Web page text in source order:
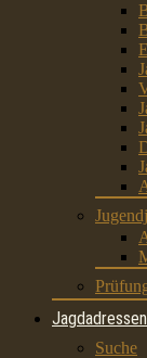
Jagdadressen
Suche